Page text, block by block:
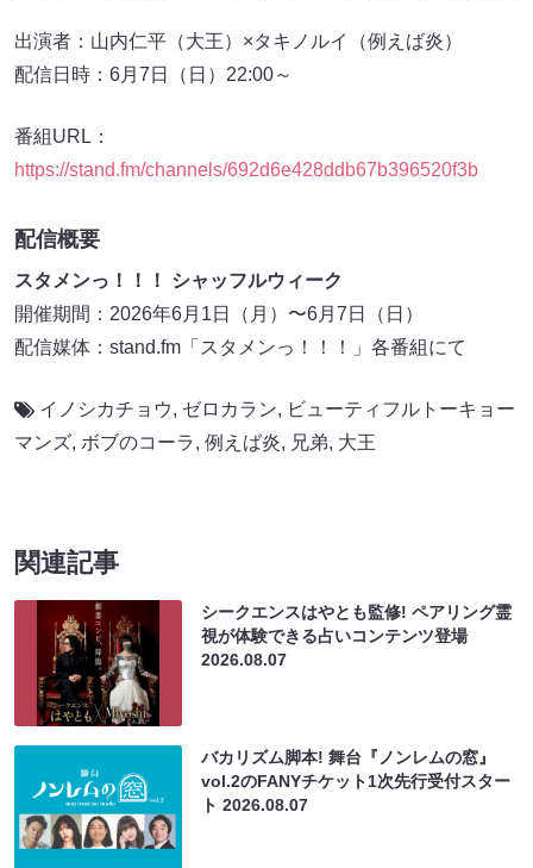
出演者：山内仁平（大王）×タキノルイ（例えば炎）
配信日時：6月7日（日）22:00～
番組URL：
https://stand.fm/channels/692d6e428ddb67b396520f3b
配信概要
スタメンっ！！！ シャッフルウィーク
開催期間：2026年6月1日（月）〜6月7日（日）
配信媒体：stand.fm「スタメンっ！！！」各番組にて
イノシカチョウ, ゼロカラン, ビューティフルトーキョー
マンズ, ボブのコーラ, 例えば炎, 兄弟, 大王
関連記事
シークエンスはやとも監修! ペアリング霊
視が体験できる占いコンテンツ登場
2026.08.07
バカリズム脚本! 舞台『ノンレムの窓』
vol.2のFANYチケット1次先行受付スター
ト2026.08.07